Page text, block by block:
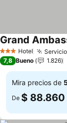
3 Estrellas
Hotel
Grand
7,8 Bueno 1.826
Mira precios de
De $ 88.860